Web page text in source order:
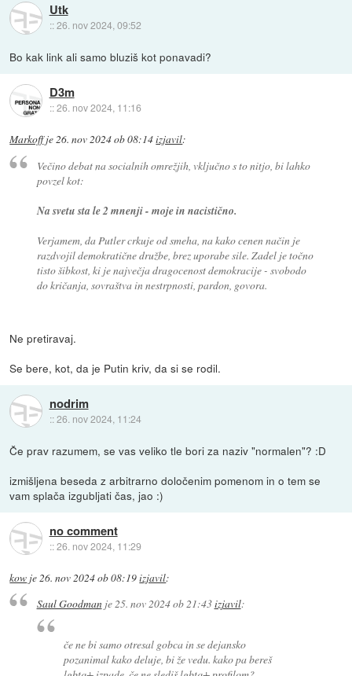
Utk
::26. nov 2024, 09:52
Bo kak link ali samo bluziš kot ponavadi?
D3m
::26. nov 2024, 11:16
Markoffje26. nov 2024 ob 08:14izjavil:
Večino debat na socialnih omrežjih, vključno s to nitjo, bi lahko
povzel kot:
Na svetu sta le 2 mnenji - moje in nacistično.
Verjamem, da Putler crkuje od smeha, na kako cenen način je
razdvojil demokratične družbe, brez uporabe sile. Zadel je točno
tisto šibkost, ki je največja dragocenost demokracije - svobodo
do kričanja, sovraštva in nestrpnosti, pardon, govora.
Ne pretiravaj.
Se bere, kot, da je Putin kriv, da si se rodil.
nodrim
::26. nov 2024, 11:24
Če prav razumem, se vas veliko tle bori za naziv "normalen"? :D
izmišljena beseda z arbitrarno določenim pomenom in o tem se
vam splača izgubljati čas, jao :)
no comment
::26. nov 2024, 11:29
kow je 26. nov 2024 ob 08:19izjavil:
Saul Goodmanje25. nov 2024 ob 21:43izjavil:
če ne bi samo otresal gobca in se dejansko
pozanimal kako deluje, bi že vedu. kako pa bereš